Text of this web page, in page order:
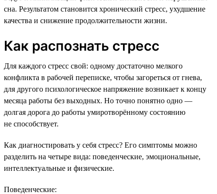
сна. Результатом становится хронический стресс, ухудшение
качества и снижение продолжительности жизни.
Как распознать стресс
Для каждого стресс свой: одному достаточно мелкого
конфликта в рабочей переписке, чтобы загореться от гнева,
для другого психологическое напряжение возникает к концу
месяца работы без выходных. Но точно понятно одно —
долгая дорога до работы умиротворённому состоянию
не способствует.
Как диагностировать у себя стресс? Его симптомы можно
разделить на четыре вида: поведенческие, эмоциональные,
интеллектуальные и физические.
Поведенческие: